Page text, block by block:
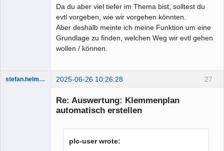
Da du aber viel tiefer im Thema bist, solltest du
evtl vorgeben, wie wir vorgehen könnten.
Aber deshalb meinte ich meine Funktion um eine
Grundlage zu finden, welchen Weg wir evtl gehen
wollen / können.
27
stefan.helmert 2025-06-26 10:26:28
Re: Auswertung: Klemmenplan
automatisch erstellen
plc-user wrote: